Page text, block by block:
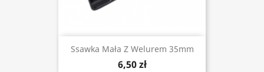
Ssawka Mała Z Welurem 35mm
6,50 zł